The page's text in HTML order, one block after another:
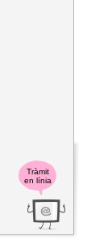
Tràmit
en línia